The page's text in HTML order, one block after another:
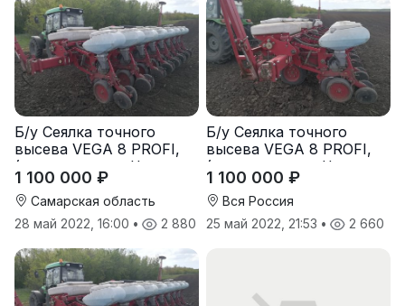
Б/у Сеялка точного
высева VEGA 8 PROFI,
(производство Червона
Зирка), 2016 г., в
отличном состоянии
1 100 000 ₽
Самарская область
28 май 2022, 16:00 • 2 880
Б/у Сеялка точного
высева VEGA 8 PROFI,
(производство Червона
Зирка), 2016 г., в
отличном состоянии
1 100 000 ₽
Вся Россия
25 май 2022, 21:53 • 2 660